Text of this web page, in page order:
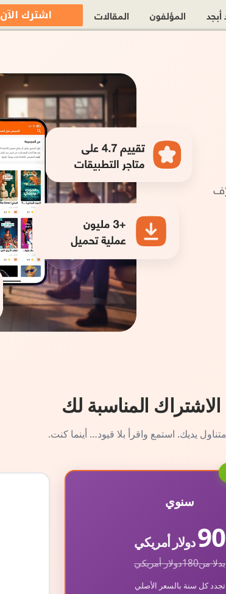
المناسبة لك
يديك. استمع واقرأ بلا قيود… أينما كنت.
سنوي
90دولار أمريكي
بدلا من180دولار أمريكي
تجدد كل سنة بالسعر الأصلي
المؤلفون المقالات اشترك الآن